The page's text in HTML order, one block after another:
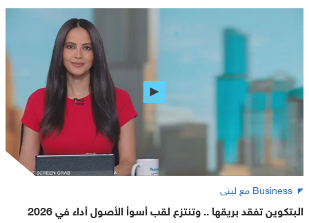
Business مع لبنى
البتكوين تفقد بريقها .. وتنتزع لقب أسوأ الأصول أداء في 2026